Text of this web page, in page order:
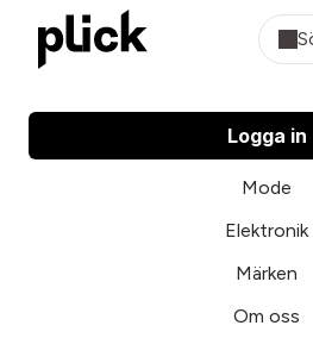
Logga in
Mode
Elektronik
Märken
Om oss